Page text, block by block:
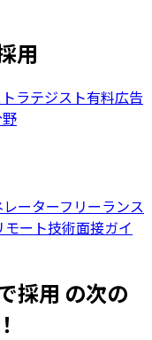
用
ラテジスト有料広告
ーターフリーランス
モート技術面接ガイ
採用 の次の